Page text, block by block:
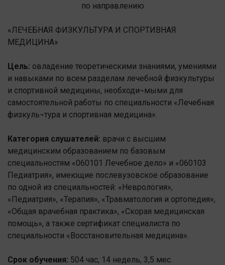
по направлению
«ЛЕЧЕБНАЯ ФИЗКУЛЬТУРА И СПОРТИВНАЯ
МЕДИЦИНА»
Цель: овладение теоретическими знаниями, умениями
и навыками по всем разделам лечебной физкультуры
и спортивной медицины, необходи¬мыми для
самостоятельной работы по специальности «Лечебная
физкуль¬тура и спортивная медицина».
Категория слушателей: врачи с высшим
медицинским образованием по базовым
специальностям «060101 Лечебное дело» и «060103
Педиатрия», имеющие послевузовское образование
по одной из специальностей: «Неврология»,
«Педиатрия», «Терапия», «Травматология и ортопедия»,
«Общая врачебная практика», «Скорая медицинская
помощь», а также сертификат специалиста по
специальности «Восстановительная медицина».
Срок обучения: 504 час, 14 недель, 3,5 мес.